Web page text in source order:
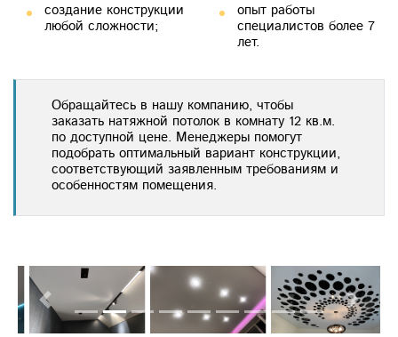
создание конструкции
любой сложности;
опыт работы
специалистов более 7
лет.
Обращайтесь в нашу компанию, чтобы
заказать натяжной потолок в комнату 12 кв.м.
по доступной цене. Менеджеры помогут
подобрать оптимальный вариант конструкции,
соответствующий заявленным требованиям и
особенностям помещения.
Previous Next